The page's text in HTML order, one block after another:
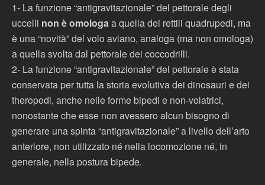
1- La funzione “antigravitazionale” del pettorale degli
uccelli non è omologaa quella dei rettili quadrupedi, ma
è una “novità” del volo aviano, analoga (ma non omologa)
a quella svolta dal pettorale dei coccodrilli.
2- La funzione “antigravitazionale” del pettorale è stata
conservata per tutta la storia evolutiva dei dinosauri e dei
theropodi, anche nelle forme bipedi e non-volatrici,
nonostante che esse non avessero alcun bisogno di
generare una spinta “antigravitazionale” a livello dell’arto
anteriore, non utilizzato né nella locomozione né, in
generale, nella postura bipede.